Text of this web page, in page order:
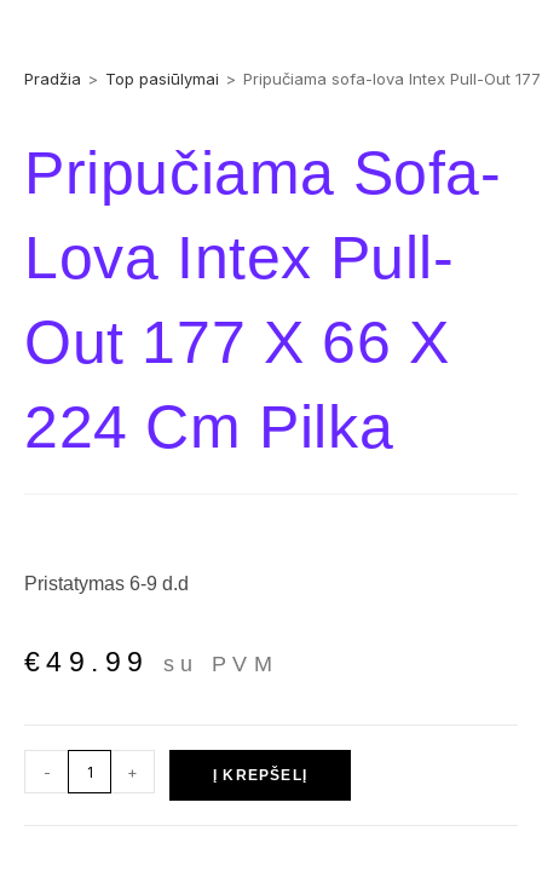
Pradžia > Top pasiūlymai > Pripučiama sofa-lova Intex Pull-Out
Pripučiama Sofa-
Lova Intex Pull-
Out 177 X 66 X
224 Cm Pilka
Pristatymas 6-9 d.d
€49.99 su PVM
- + Į KREPŠELĮ